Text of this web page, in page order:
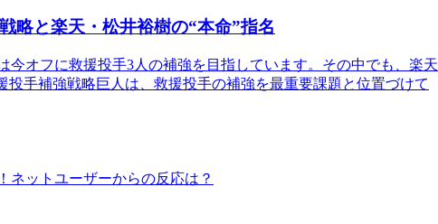
略と楽天・松井裕樹の“本命”指名
今オフに救援投手3人の補強を目指しています。その中でも、楽天
手補強戦略巨人は、救援投手の補強を最重要課題と位置づけて
ネットユーザーからの反応は？